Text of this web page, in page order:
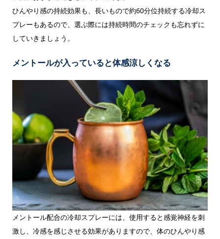
ひんやり感の持続効果も、長いもので約60分位持続する冷却ス
プレーもあるので、選ぶ際には持続時間のチェックも忘れずに
していきましょう。
メントールが入っていると体感涼しくなる
メントール配合の冷却スプレーには、使用すると感覚神経を刺
激し、冷感を感じさせる効果がありますので、体のひんやり感